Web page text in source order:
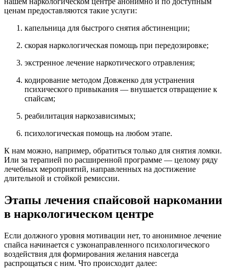
ценам предоставляются такие услуги:
капельница для быстрого снятия абстиненции;
скорая наркологическая помощь при передозировке;
экстренное лечение наркотического отравления;
кодирование методом Довженко для устранения
психического привыкания — внушается отвращение к
спайсам;
реабилитация наркозависимых;
психологическая помощь на любом этапе.
К нам можно, например, обратиться только для снятия ломки.
Или за терапией по расширенной программе — целому ряду
лечебных мероприятий, направленных на достижение
длительной и стойкой ремиссии.
Этапы лечения спайсовой наркомании
в наркологическом центре
Если должного уровня мотивации нет, то анонимное лечение
спайса начинается с узконаправленного психологического
воздействия для формирования желания навсегда
распрощаться с ним. Что происходит далее: